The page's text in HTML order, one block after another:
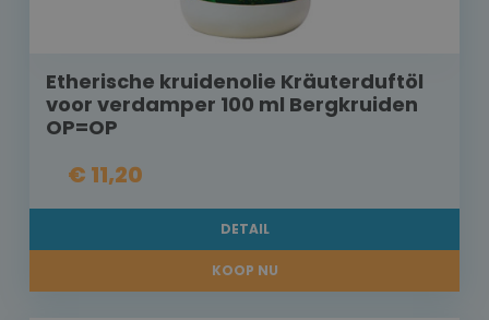
Etherische kruidenolie Kräuterduftöl
voor verdamper 100 ml Bergkruiden
OP=OP
€ 11,20
DETAIL
KOOP NU